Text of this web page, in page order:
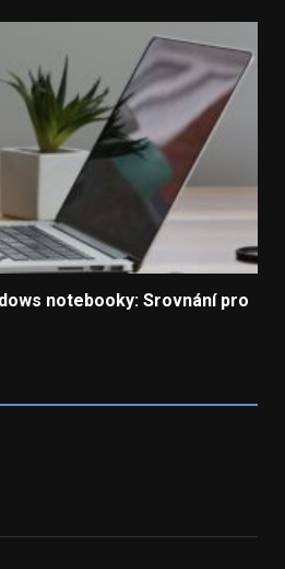
notebooky: Srovnání pro